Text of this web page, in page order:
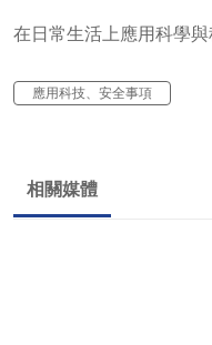
在日常生活上應用科學
應用科技、安全事項
相關媒體